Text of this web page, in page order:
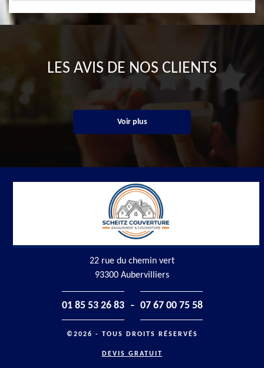
LES AVIS DE NOS CLIENTS
Voir plus
22 rue du chemin vert
93300 Aubervilliers
01 85 53 26 83 - 07 67 00 75 58
©2026 - TOUS DROITS RÉSERVÉS
DEVIS GRATUIT